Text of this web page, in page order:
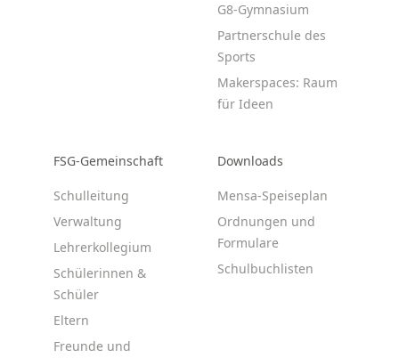
G8-Gymnasium
Partnerschule des
Sports
Makerspaces: Raum
für Ideen
FSG-Gemeinschaft
Schulleitung
Verwaltung
Lehrerkollegium
Schülerinnen &
Schüler
Eltern
Freunde und
Downloads
Mensa-Speiseplan
Ordnungen und
Formulare
Schulbuchlisten